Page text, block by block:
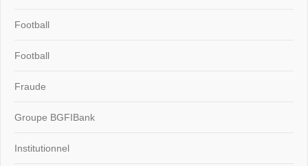
Football
Football
Fraude
Groupe BGFIBank
Institutionnel